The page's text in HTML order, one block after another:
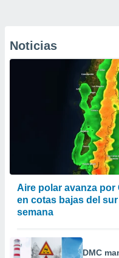
Noticias
Aire polar avanza por
en cotas bajas del
semana
DMC